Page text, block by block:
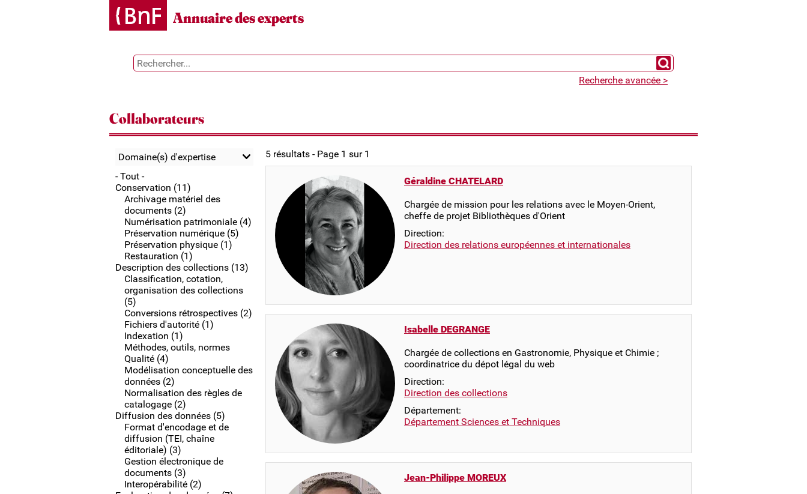
Annuaire des experts
Chercher un expert
Recherche avancée >
Collaborateurs
Domaine(s) d'expertise
- Tout -
Conservation (11)
Archivage matériel des
documents (2)
Numérisation patrimoniale (4)
Préservation numérique (5)
Préservation physique (1)
Restauration (1)
Description des collections (13)
Classification, cotation,
organisation des collections
(5)
Conversions rétrospectives (2)
Fichiers d'autorité (1)
Indexation (1)
Méthodes, outils, normes
Qualité (4)
Modélisation conceptuelle des
données (2)
Normalisation des règles de
catalogage (2)
Diffusion des données (5)
Format d'encodage et de
diffusion (TEI, chaîne
éditoriale) (3)
Gestion électronique de
documents (3)
Interopérabilité (2)
5 résultats - Page 1 sur 1
Géraldine CHATELARD
Chargée de mission pour les relations avec le Moyen-Orient,
cheffe de projet Bibliothèques d'Orient
Direction:
Direction des relations européennes et internationales
Isabelle DEGRANGE
Chargée de collections en Gastronomie, Physique et Chimie ;
coordinatrice du dépot légal du web
Direction:
Direction des collections
Département:
Département Sciences et Techniques
Jean-Philippe MOREUX